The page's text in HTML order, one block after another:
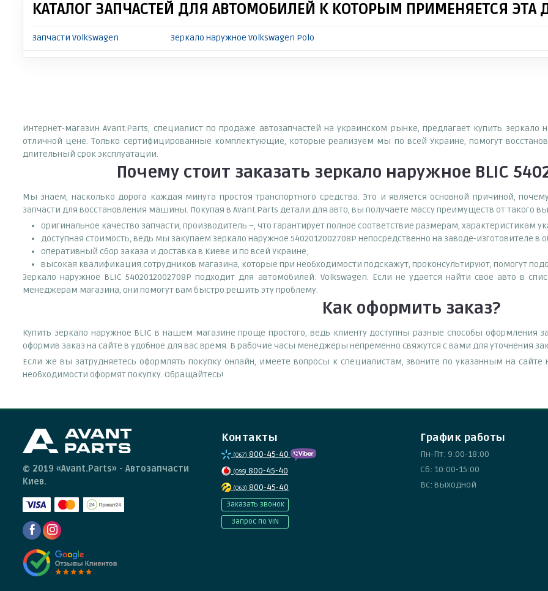
КАТАЛОГ ЗАПЧАСТЕЙ ДЛЯ АВТОМОБИЛЕЙ К КОТОРЫМ ПРИМЕНЯЕТСЯ ЭТА
Запчасти Volkswagen Зеркало наружное Volkswagen Polo
Интернет-магазин Avant.Parts, специалист по продаже автозапчастей на украинском рынке, предлагает купить зеркало
отличной цене. Только сертифицированные комплектующие, которые реализуем мы по всей Украине, помогут
длительный срок эксплуатации.
Почему стоит заказать зеркало наружное BLIC
Мы знаем, насколько дорога каждая минута простоя транспортного средства. Это и является основной причиной,
запчасти для восстановления машины. Покупая в Avant.Parts детали для авто, вы получаете массу преимуществ от такого
оригинальное качество запчасти, производитель –, что гарантирует полное соответствие размерам, характеристикам
доступная стоимость, ведь мы закупаем зеркало наружное 5402012002708P непосредственно на заводе-изготовителе
оперативный сбор заказа и доставка в Киеве и по всей Украине;
высокая квалификация сотрудников магазина, которые при необходимости подскажут, проконсультируют, помогут
Зеркало наружное BLIC 5402012002708P подходит для автомобилей: Volkswagen. Если не удается найти свое авто в
менеджерам магазина, они помогут вам быстро решить эту проблему.
Как оформить заказ?
Купить зеркало наружное BLIC в нашем магазине проще простого, ведь клиенту доступны разные способы оформления
оформив заказ на сайте в удобное для вас время. В рабочие часы менеджеры непременно свяжутся с вами для уточнения
Если же вы затрудняетесь оформлять покупку онлайн, имеете вопросы к специалистам, звоните по указанным на
необходимости оформят покупку. Обращайтесь!
© 2019 «Avant.Parts» - Автозапчасти
Киев.
Контакты
(067) 800-45-40
(095) 800-45-40
(063) 800-45-40
Заказать звонок
Запрос по VIN
График работы
Пн-Пт: 9:00-18:00
Сб: 10:00-15:00
Вс: выходной